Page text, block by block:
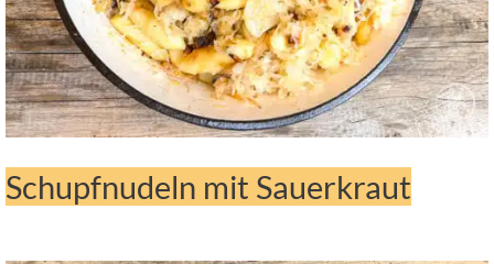
Schupfnudeln mit Sauerkraut